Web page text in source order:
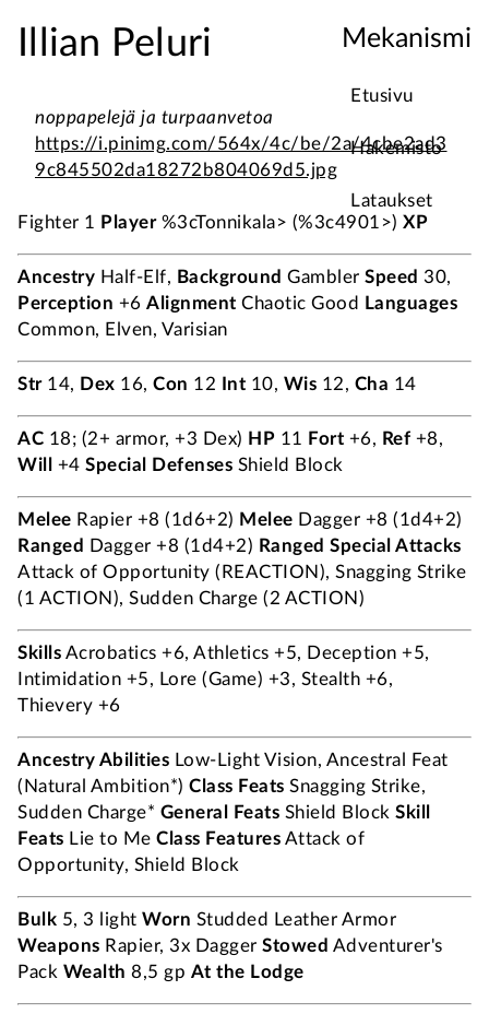
Mekanismi
Etusivu
Hakemisto
Lataukset
Illian Peluri
noppapelejä ja turpaanvetoa
https://i.pinimg.com/564x/4c/be/2a/4cbe2ad3
9c845502da18272b804069d5.jpg
Fighter 1 Player%3cTonnikala> (%3c4901>) XP
Ancestry Half-Elf, Background Gambler Speed 30,
Perception +6 Alignment Chaotic Good
Languages
Common, Elven, Varisian
Str14, Dex 16, Con 12 Int 10, Wis 12, Cha 14
AC 18; (2+ armor, +3 Dex) HP 11 Fort +6, Ref +8,
Will
+4 Special Defenses Shield Block
Melee Rapier +8 (1d6+2) Melee Dagger +8 (1d4+2)
Ranged
Dagger +8 (1d4+2) Ranged Special Attacks
Attack of Opportunity (REACTION), Snagging Strike
(1 ACTION), Sudden Charge (2 ACTION)
Skills Acrobatics +6, Athletics +5, Deception +5,
Intimidation +5, Lore (Game) +3, Stealth +6,
Thievery +6
Ancestry Abilities Low-Light Vision, Ancestral Feat
(Natural Ambition*) Class Feats Snagging Strike,
Sudden Charge* General Feats Shield Block Skill
Feats Lie to Me Class Features Attack of
Opportunity, Shield Block
Bulk 5, 3 light Worn Studded Leather Armor
Weapons Rapier, 3x Dagger Stowed Adventurer's
Pack Wealth 8,5 gp At the Lodge